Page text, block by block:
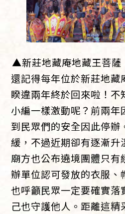
▲新莊地藏庵地藏王菩薩
還記得每年位於新莊地藏
睽違兩年終於回來啦！不
小編一樣激動呢？前兩年
到民眾們的安全因此停辦
緩，不過近期卻有逐漸升
廟方也公布遶境團體只有
辦單位認可發放的衣服、
也呼籲民眾一定要確實落
己也守護他人。距離這